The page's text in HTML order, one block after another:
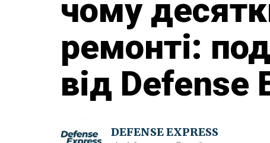
чому
ремонті:
від Defense
DEFENSE EXPRESS